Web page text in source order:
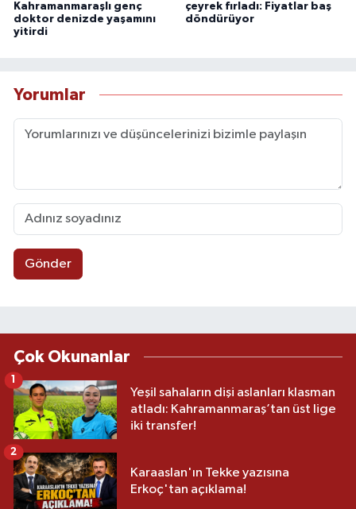
Kahramanmaraşlı genç
doktor denizde yaşamını
yitirdi
çeyrek fırladı: Fiyatlar baş
döndürüyor
Yorumlar
Gönder
Çok Okunanlar
Yeşil sahaların dişi aslanları klasman
atladı: Kahramanmaraş’tan üst lige
iki transfer!
Karaaslan'ın Tekke yazısına
Erkoç'tan açıklama!
2